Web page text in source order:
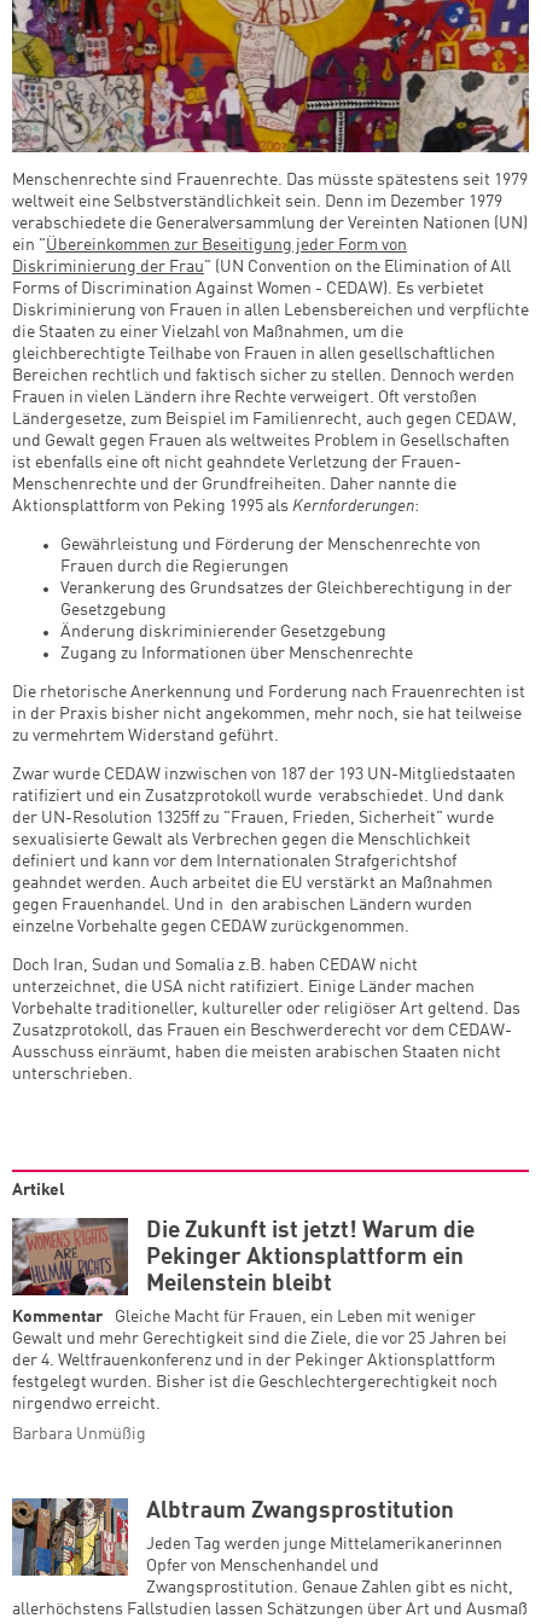
Menschenrechte sind Frauenrechte. Das müsste spätestens seit 1979
weltweit eine Selbstverständlichkeit sein. Denn im Dezember 1979
verabschiedete die Generalversammlung der Vereinten Nationen (UN)
ein "Übereinkommen zur Beseitigung jeder Form von
Diskriminierung der Frau" (UN Convention on the Elimination of All
Forms of Discrimination Against Women - CEDAW). Es verbietet
Diskriminierung von Frauen in allen Lebensbereichen und verpflichte
die Staaten zu einer Vielzahl von Maßnahmen, um die
gleichberechtigte Teilhabe von Frauen in allen gesellschaftlichen
Bereichen rechtlich und faktisch sicher zu stellen. Dennoch werden
Frauen in vielen Ländern ihre Rechte verweigert. Oft verstoßen
Ländergesetze, zum Beispiel im Familienrecht, auch gegen CEDAW,
und Gewalt gegen Frauen als weltweites Problem in Gesellschaften
ist ebenfalls eine oft nicht geahndete Verletzung der Frauen-
Menschenrechte und der Grundfreiheiten. Daher nannte die
Aktionsplattform von Peking 1995 als Kernforderungen:
Gewährleistung und Förderung der Menschenrechte von
Frauen durch die Regierungen
Verankerung des Grundsatzes der Gleichberechtigung in der
Gesetzgebung
Änderung diskriminierender Gesetzgebung
Zugang zu Informationen über Menschenrechte
Die rhetorische Anerkennung und Forderung nach Frauenrechten ist
in der Praxis bisher nicht angekommen, mehr noch, sie hat teilweise
zu vermehrtem Widerstand geführt.
Zwar wurde CEDAW inzwischen von 187 der 193 UN-Mitgliedstaaten
ratifiziert und ein Zusatzprotokoll wurde verabschiedet. Und dank
der UN-Resolution 1325ff zu "Frauen, Frieden, Sicherheit" wurde
sexualisierte Gewalt als Verbrechen gegen die Menschlichkeit
definiert und kann vor dem Internationalen Strafgerichtshof
geahndet werden. Auch arbeitet die EU verstärkt an Maßnahmen
gegen Frauenhandel. Und in den arabischen Ländern wurden
einzelne Vorbehalte gegen CEDAW zurückgenommen.
Doch Iran, Sudan und Somalia z.B. haben CEDAW nicht
unterzeichnet, die USA nicht ratifiziert. Einige Länder machen
Vorbehalte traditioneller, kultureller oder religiöser Art geltend. Das
Zusatzprotokoll, das Frauen ein Beschwerderecht vor dem CEDAW-
Ausschuss einräumt, haben die meisten arabischen Staaten nicht
unterschrieben.
Artikel
Die Zukunft ist jetzt! Warum die
Pekinger Aktionsplattform ein
Meilenstein bleibt
Kommentar
Gleiche Macht für Frauen, ein Leben mit weniger
Gewalt und mehr Gerechtigkeit sind die Ziele, die vor 25 Jahren bei
der 4. Weltfrauenkonferenz und in der Pekinger Aktionsplattform
festgelegt wurden. Bisher ist die Geschlechtergerechtigkeit noch
nirgendwo erreicht.
Barbara Unmüßig
Albtraum Zwangsprostitution
Jeden Tag werden junge Mittelamerikanerinnen
Opfer von Menschenhandel und
Zwangsprostitution. Genaue Zahlen gibt es nicht,
allerhöchstens Fallstudien lassen Schätzungen über Art und Ausmaß